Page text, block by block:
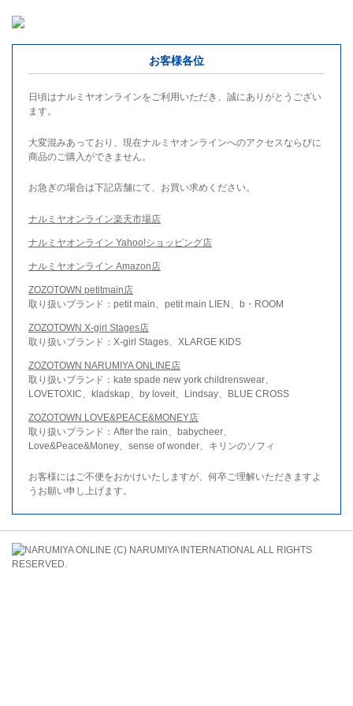
お客様各位
日頃はナルミヤオンラインをご利用いただき、誠にありがとうござい
ます。
大変混みあっており、現在ナルミヤオンラインへのアクセスならびに
商品のご購入ができません。
お急ぎの場合は下記店舗にて、お買い求めください。
ナルミヤオンライン楽天市場店
ナルミヤオンライン Yahoo!ショッピング店
ナルミヤオンライン Amazon店
ZOZOTOWN petitmain店
取り扱いブランド：petit main、petit main LIEN、b・ROOM
ZOZOTOWN X-girl Stages店
取り扱いブランド：X-girl Stages、XLARGE KIDS
ZOZOTOWN NARUMIYA ONLINE店
取り扱いブランド：kate spade new york childrenswear、
LOVETOXIC、kladskap、by loveit、Lindsay、BLUE CROSS
ZOZOTOWN LOVE&PEACE&MONEY店
取り扱いブランド：After the rain、babycheer、
Love&Peace&Money、sense of wonder、キリンのソフィ
お客様にはご不便をおかけいたしますが、何卒ご理解いただきますよ
うお願い申し上げます。